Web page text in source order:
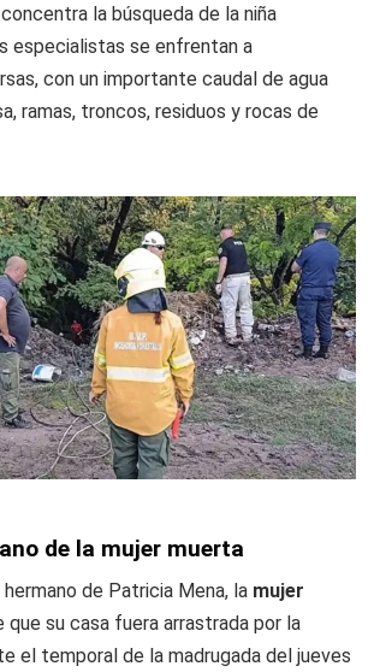
la búsqueda de la niña
especialistas se enfrentan a
con un importante caudal de agua
ramas, troncos, residuos y rocas de
de la mujer muerta
de Patricia Mena, la mujer
su casa fuera arrastrada por la
el temporal de la madrugada del jueves